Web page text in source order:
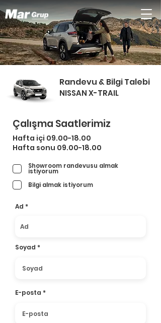
Randevu & Bilgi Talebi
NISSAN X-TRAIL
Çalışma Saatlerimiz
Hafta içi 09.00-18.00
Hafta sonu 09.00-18.00
Showroom randevusu almak
istiyorum
Bilgi almak istiyorum
Ad
Soyad
E-posta